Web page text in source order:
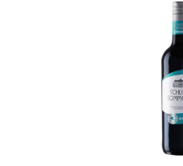
Hauch von Süße im
Allrounder bei Tisch, von
mediterranen
und gebratenem
Lagerungshinweis: An
trockenne Ort fern von